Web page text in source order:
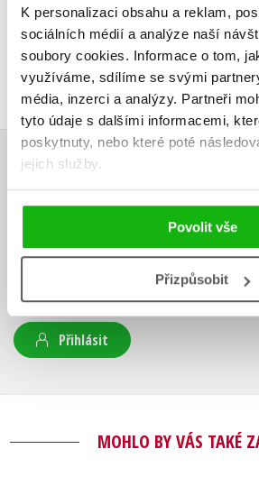
K personalizaci obsahu a reklam,
sociálních médií a analýze naší
soubory cookies. Informace o tom,
využíváme, sdílíme se svými
média, inzerci a analýzy. Partneři
tyto údaje s dalšími informacemi,
poskytnuty, nebo které poté
jejich služby.
Povolit vše
Přizpůsobit
HODNOCENÍ ČTENÁŘŮ
Vaše hodnocení
Uživatelskou recenzi mohou vkládat pouze
Přihlásit
MOHLO BY VÁS TAKÉ